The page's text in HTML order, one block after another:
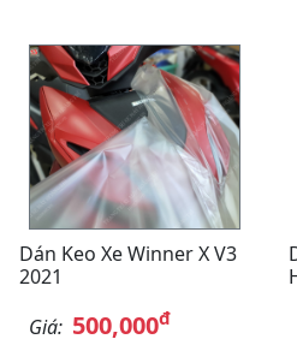
Dán Keo Xe Winner X V3
2021
Giá: 500,000đ